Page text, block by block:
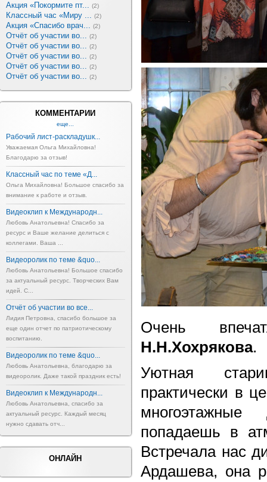
Акция «Покормите пт... (2)
Классный час «Миру ... (2)
Акция «Спасибо врач... (2)
Отчёт об участии во... (2)
Отчёт об участии во... (2)
Отчёт об участии во... (2)
Отчёт об участии во... (2)
Отчёт об участии во... (2)
КОММЕНТАРИИ
еще...
Рабочий лист-раскладушк...
Уважаемая Ольга Михайловна!
Благодарю за отзыв!
Классный час по теме «Д...
Ольга Михайловна! Большое спасибо за
внимание к работе и отзыв.
Видеоклип к Международн...
Любовь Анатольевна! Спасибо за
ресурс и Ваше желание делиться с
коллегами. Ваша ...
Видеоролик по теме &quo...
Любовь Анатольевна! Большое спасибо
за актуальный ресурс. Творческих Вам
идей. С...
Отчёт об участии во все...
Лидия Петровна, спасибо большое за
еще один отчет по патриотическому
воспитанию.
Видеоролик по теме &quo...
Любовь Анатольевна, благодарю за
видеоролик. Даже такой праздник есть!
Видеоклип к Международн...
Любовь Анатольевна, спасибо за
актуальный ресурс. Каждый месяц
нужно сдавать отч...
ОНЛАЙН
Очень
Н.Н.Хохрякова.
Уютная
практически в
попадаешь в
Встречала нас
Ардашева, она